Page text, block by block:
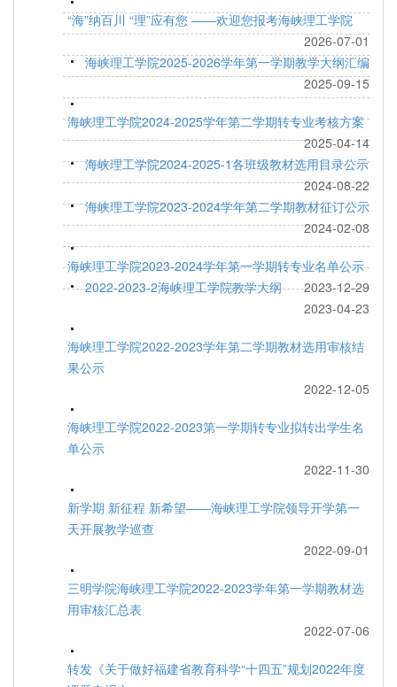
“海”纳百川 “理”应有您 ——欢迎您报考海峡理工学院
2026-07-01
海峡理工学院2025-2026学年第一学期教学大纲汇编
2025-09-15
海峡理工学院2024-2025学年第二学期转专业考核方案
2025-04-14
海峡理工学院2024-2025-1各班级教材选用目录公示
2024-08-22
海峡理工学院2023-2024学年第二学期教材征订公示
2024-02-08
海峡理工学院2023-2024学年第一学期转专业名单公示
2023-12-29
2022-2023-2海峡理工学院教学大纲
2023-04-23
海峡理工学院2022-2023学年第二学期教材选用审核结
果公示
2022-12-05
海峡理工学院2022-2023第一学期转专业拟转出学生名
单公示
2022-11-30
新学期 新征程 新希望——海峡理工学院领导开学第一
天开展教学巡查
2022-09-01
三明学院海峡理工学院2022-2023学年第一学期教材选
用审核汇总表
2022-07-06
转发《关于做好福建省教育科学“十四五”规划2022年度